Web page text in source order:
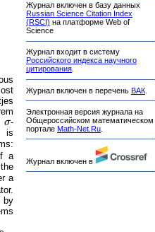
σ
σ-
is
a
a
by
Журнал включен в базу данных
Russian Science Citation Index
(RSCI) на платформе Web of
Science
Журнал входит в систему
Российского индекса научного
цитирования.
Журнал включен в перечень ВАК
Электронная версия журнала на
Общероссийском математическом
портале Math-Net.Ru
Журнал включен в